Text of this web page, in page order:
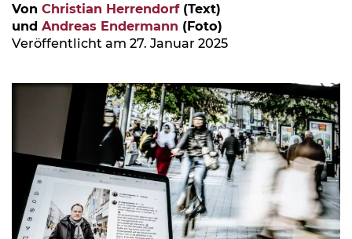
Von Christian Herrendorf(Text)
und Andreas Endermann (Foto)
Veröffentlicht am 27. Januar 2025